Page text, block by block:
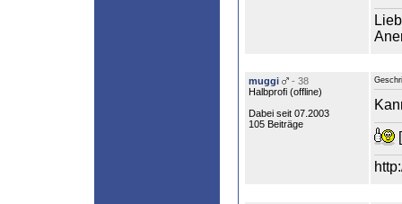
muggi
- 38
Halbprofi (offline)
Dabei seit 07.2003
105 Beiträge
[